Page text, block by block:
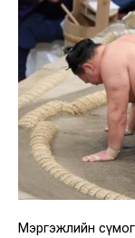
Мэргэжлийн